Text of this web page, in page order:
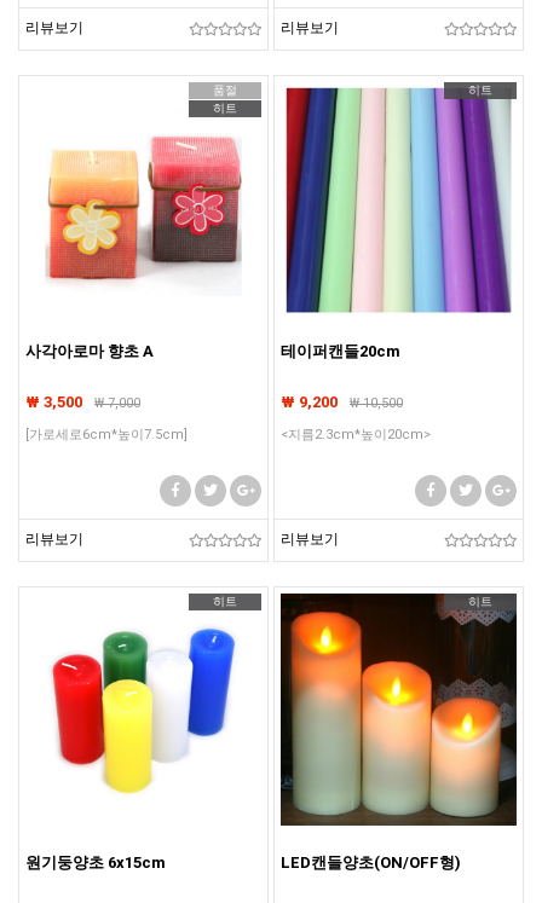
리뷰보기 리뷰보기
품절
히트
사각아로마 향초 A
₩ 3,500 ₩7,000
[가로세로6cm*높이7.5cm]
리뷰보기
히트
테이퍼캔들20cm
₩ 9,200 ₩10,500
<지름2.3cm*높이20cm>
리뷰보기
히트
원기둥양초 6x15cm
히트
LED캔들양초(ON/OFF형)